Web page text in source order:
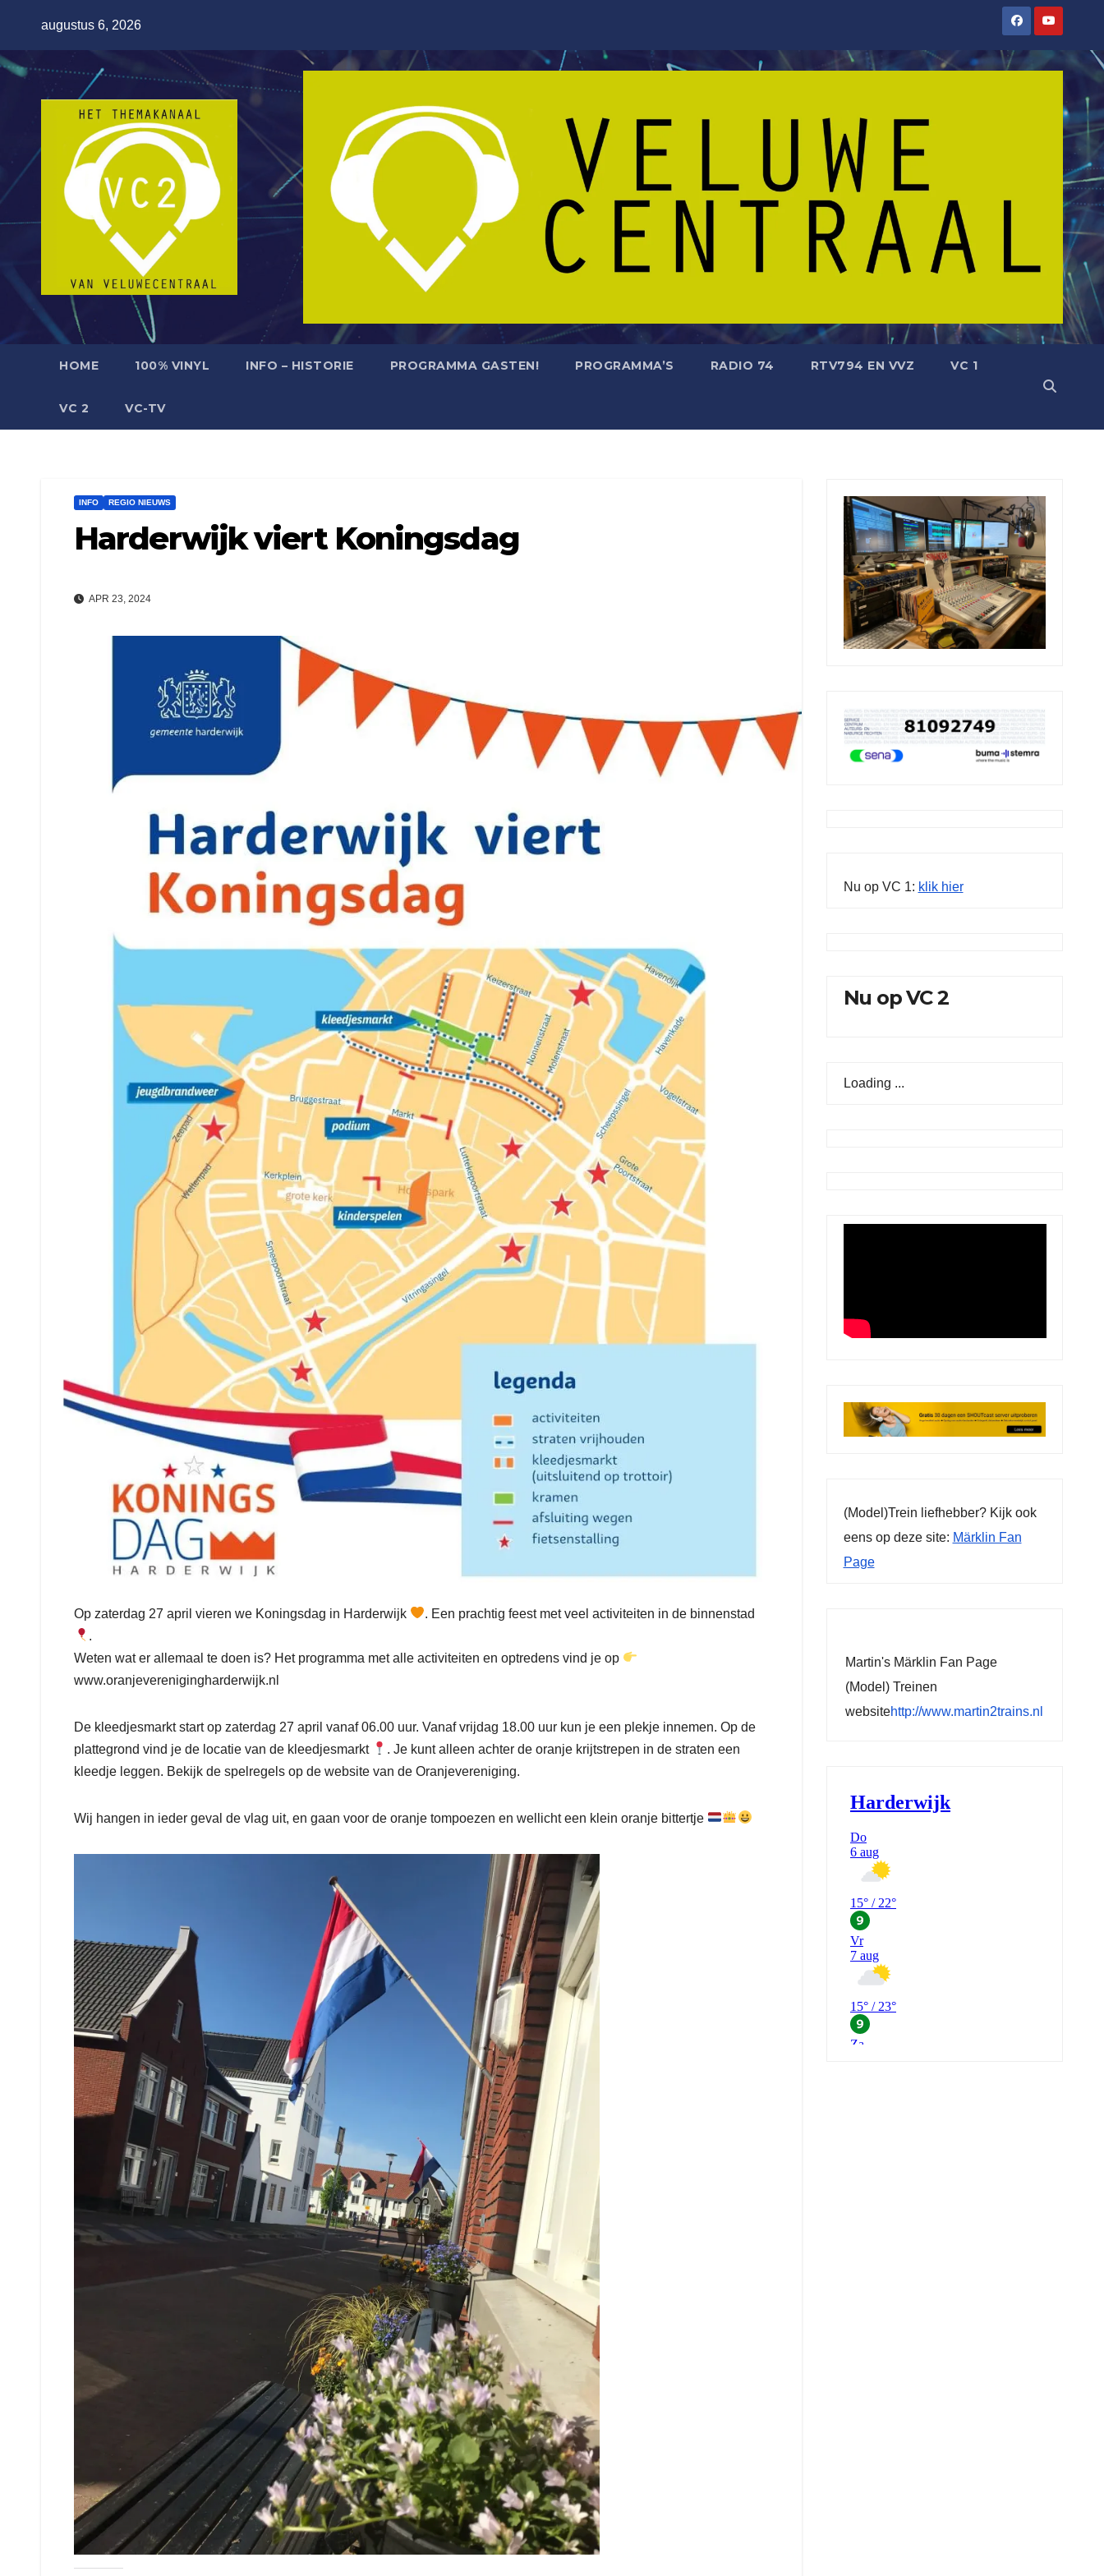
de
augustus 6, 2026
HOME 100% VINYL INFO – HISTORIE PROGRAMMA GASTEN! PROGRAMMA’S RADIO 74 RTV794 EN VVZ VC 1
VC 2 VC-TV
INFO REGIO NIEUWS
Harderwijk viert Koningsdag
APR 23, 2024
Op zaterdag 27 april vieren we Koningsdag in Harderwijk
. Een prachtig feest met veel activiteiten in de binnenstad
.
Weten wat er allemaal te doen is? Het programma met alle activiteiten en optredens vind je op
www.oranjeverenigingharderwijk.nl
De kleedjesmarkt start op zaterdag 27 april vanaf 06.00 uur. Vanaf vrijdag 18.00 uur kun je een plekje innemen. Op de
plattegrond vind je de locatie van de kleedjesmarkt
. Je kunt alleen achter de oranje krijtstrepen in de straten een
kleedje leggen. Bekijk de spelregels op de website van de Oranjevereniging.
Wij hangen in ieder geval de vlag uit, en gaan voor de oranje tompoezen en wellicht een klein oranje bittertje
Nu op VC 1: klik hier
Nu op VC 2
Loading ...
(Model)Trein liefhebber? Kijk ook
eens op deze site: Märklin Fan
Page
Martin's Märklin Fan Page
(Model) Treinen
websitehttp://www.martin2trains.nl